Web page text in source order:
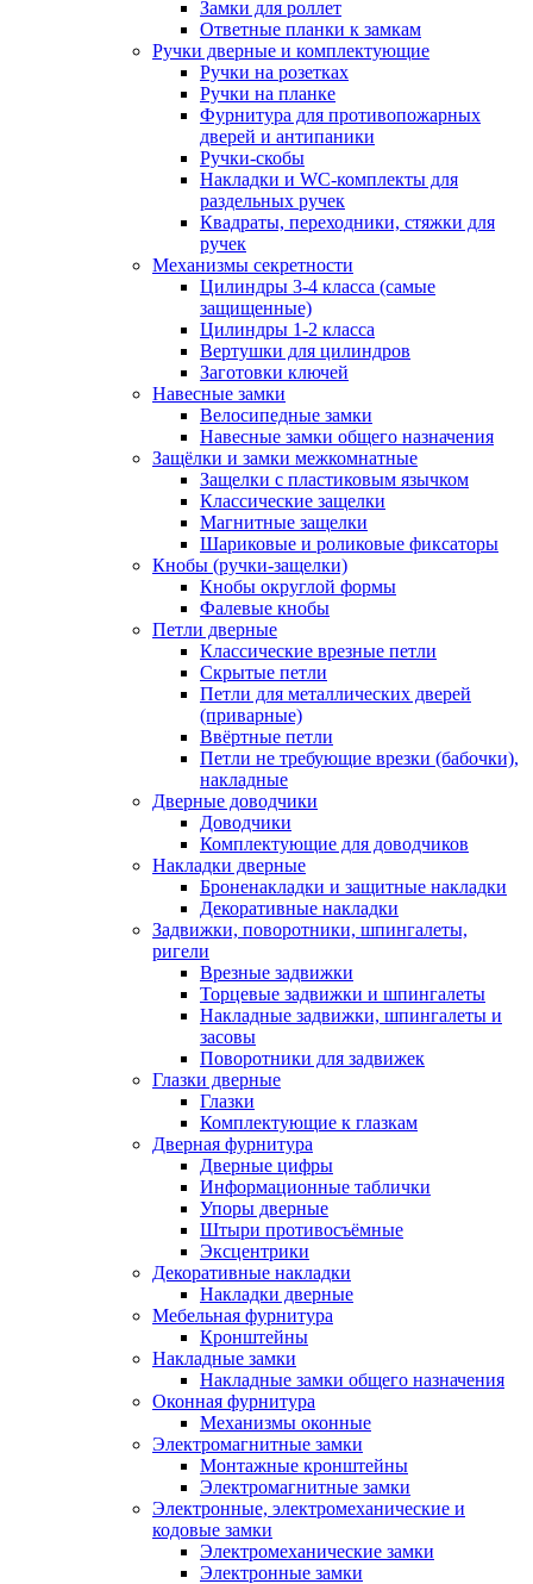
Замки для роллет
Ответные планки к замкам
Ручки дверные и комплектующие
Ручки на розетках
Ручки на планке
Фурнитура для противопожарных
дверей и антипаники
Ручки-скобы
Накладки и WC-комплекты для
раздельных ручек
Квадраты, переходники, стяжки для
ручек
Механизмы секретности
Цилиндры 3-4 класса (самые
защищенные)
Цилиндры 1-2 класса
Вертушки для цилиндров
Заготовки ключей
Навесные замки
Велосипедные замки
Навесные замки общего назначения
Защёлки и замки межкомнатные
Защелки с пластиковым язычком
Классические защелки
Магнитные защелки
Шариковые и роликовые фиксаторы
Кнобы (ручки-защелки)
Кнобы округлой формы
Фалевые кнобы
Петли дверные
Классические врезные петли
Скрытые петли
Петли для металлических дверей
(приварные)
Ввёртные петли
Петли не требующие врезки (бабочки),
накладные
Дверные доводчики
Доводчики
Комплектующие для доводчиков
Накладки дверные
Броненакладки и защитные накладки
Декоративные накладки
Задвижки, поворотники, шпингалеты,
ригели
Врезные задвижки
Торцевые задвижки и шпингалеты
Накладные задвижки, шпингалеты и
засовы
Поворотники для задвижек
Глазки дверные
Глазки
Комплектующие к глазкам
Дверная фурнитура
Дверные цифры
Информационные таблички
Упоры дверные
Штыри противосъёмные
Эксцентрики
Декоративные накладки
Накладки дверные
Мебельная фурнитура
Кронштейны
Накладные замки
Накладные замки общего назначения
Оконная фурнитура
Механизмы оконные
Электромагнитные замки
Монтажные кронштейны
Электромагнитные замки
Электронные, электромеханические и
кодовые замки
Электромеханические замки
Электронные замки